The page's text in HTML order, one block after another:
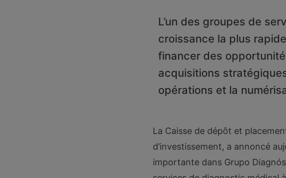
L’un des groupes de
croissance la plus
financer des
acquisitions
opérations et la
La Caisse de dépôt et
d’investissement, a annoncé
importante dans Grupo